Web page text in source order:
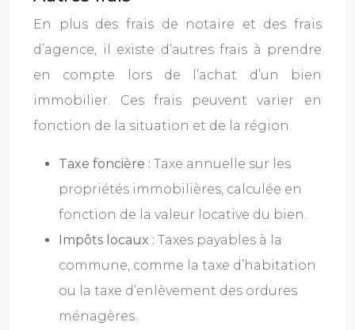
En plus des frais de notaire et des frais
d’agence, il existe d’autres frais à prendre
en compte lors de l’achat d’un bien
immobilier. Ces frais peuvent varier en
fonction de la situation et de la région.
Taxe foncière : Taxe annuelle sur les
propriétés immobilières, calculée en
fonction de la valeur locative du bien.
Impôts locaux : Taxes payables à la
commune, comme la taxe d’habitation
ou la taxe d’enlèvement des ordures
ménagères.